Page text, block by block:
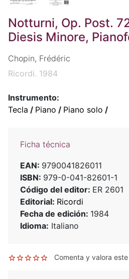
Notturni, Op. Post.
Diesis Minore,
Chopin, Frédéric
Ricordi. 1984
Instrumento:
Tecla / Piano / Piano solo /
Ficha técnica
EAN: 9790041826011
ISBN: 979-0-041-82601-1
Código del editor: ER 2601
Editorial: Ricordi
Fecha de edición: 1984
Idioma: Italiano
Comenta y valora